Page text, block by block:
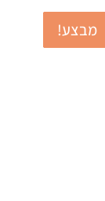
מבצע!
מבצע!
מבצע!
מבצע!